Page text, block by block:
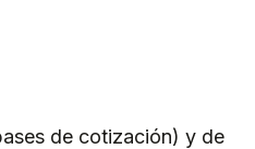
de cotización) y de